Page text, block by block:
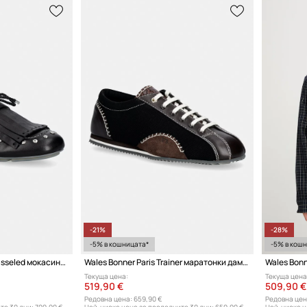
Wales Bonner Montego Tasseled мокасини женски кожени
-21%
-5% в кошницата*
Wales Bonner Paris Trainer маратонки дамски
Текуща цена:
519,90 €
Редовна цена: 659,90 €
-28%
-5% в
Wales
Текуща
509,90 €
Редовна